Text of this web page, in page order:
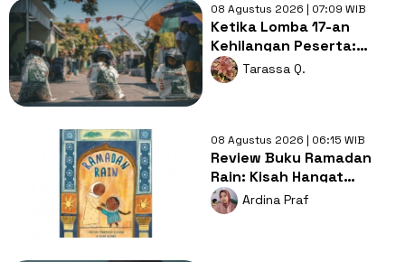
08 Agustus 2026 | 07:09 WIB
Ketika Lomba 17-an
Kehilangan Peserta:
Apakah Indonesia Sedang
Memasuki Era Krisis
Tarassa Q.
08 Agustus 2026 | 06:15 WIB
Review Buku Ramadan
Rain: Kisah Hangat
tentang Doa, Syukur, dan
Cinta Keluarga di Balik
Ardina Praf